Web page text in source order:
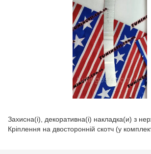
Захисна(і), декоративна(і) накладка(и) з
Кріплення на двосторонній скотч (у